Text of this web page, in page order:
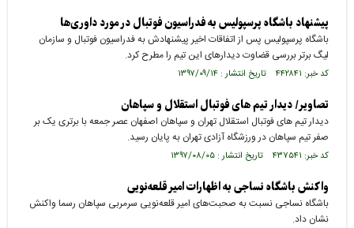
پیشنهاد باشگاه پرسپولیس به فدراسیون فوتبال در مورد داوری‌ها
باشگاه پرسپولیس پس از اتفاقات اخیر پیشنهادش به فدراسیون فوتبال و سازمان
لیگ برتر بررسی قضاوت دیدارهای این تیم را مطرح کرد.
کد خبر: ۴۴۲۸۴۱ تاریخ انتشار : ۱۳۹۷/۰۹/۱۴
تصاویر/ دیدار تیم های فوتبال استقلال و سپاهان
دیدار تیم های فوتبال استقلال تهران و سپاهان اصفهان عصر جمعه با برتری یک بر
صفر تیم سپاهان در ورزشگاه آزادی تهران به پایان رسید.
کد خبر: ۴۳۷۵۴۱ تاریخ انتشار : ۱۳۹۷/۰۸/۰۵
واکنش باشگاه نساجی به اظهارات امیر قلعه‌نویی
باشگاه نساجی نسبت به صحبت‌های امیر قلعه‌نویی سرمربی سپاهان رسما واکنش
نشان داد.